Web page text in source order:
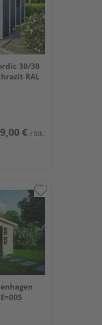
30/30
RAL
€ / Stk.